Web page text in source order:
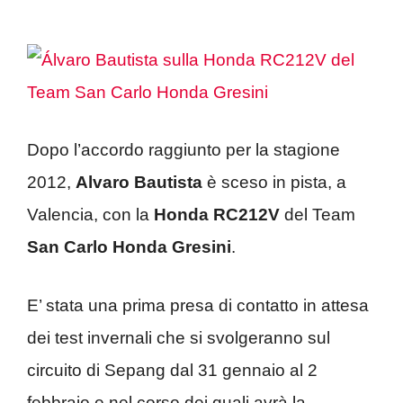
Dopo l’accordo raggiunto per la stagione
2012, Alvaro Bautista è sceso in pista, a
Valencia, con la Honda RC212V del Team
San Carlo Honda Gresini.
E’ stata una prima presa di contatto in attesa
dei test invernali che si svolgeranno sul
circuito di Sepang dal 31 gennaio al 2